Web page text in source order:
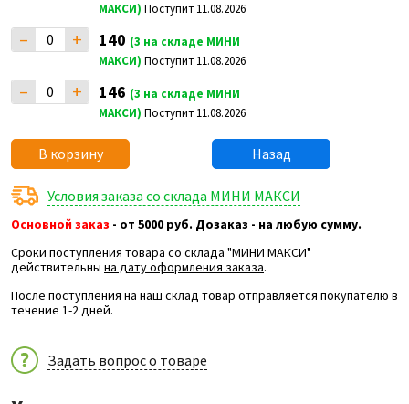
МАКСИ) Поступит 11.08.2026
– + 140 (3 на складе МИНИ
МАКСИ) Поступит 11.08.2026
– + 146 (3 на складе МИНИ
МАКСИ) Поступит 11.08.2026
В корзину Назад
Условия заказа со склада МИНИ МАКСИ
Основной заказ - от 5000 руб. Дозаказ - на любую сумму.
Сроки поступления товара со склада "МИНИ МАКСИ"
действительны на дату оформления заказа.
После поступления на наш склад товар отправляется покупателю в
течение 1-2 дней.
Задать вопрос о товаре